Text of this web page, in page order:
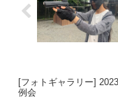
[フォトギャラリー]
例会